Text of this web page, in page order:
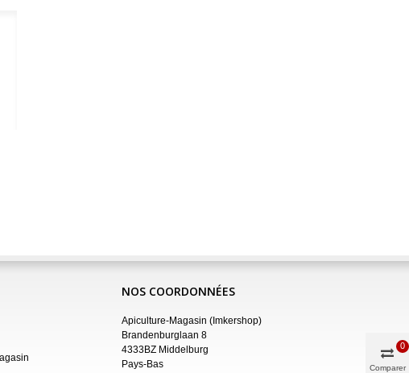
NOS COORDONNÉES
Apiculture-Magasin (Imkershop)
Brandenburglaan 8
4333BZ Middelburg
Pays-Bas
Comparer
0